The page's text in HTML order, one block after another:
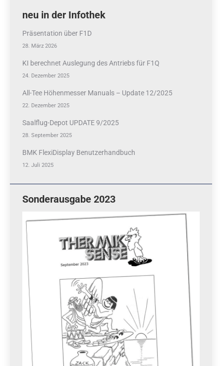
neu in der Infothek
Präsentation über F1D
28. März 2026
KI berechnet Auslegung des Antriebs für F1Q
24. Dezember 2025
All-Tee Höhenmesser Manuals – Update 12/2025
22. Dezember 2025
Saalflug-Depot UPDATE 9/2025
28. September 2025
BMK FlexiDisplay Benutzerhandbuch
12. Juli 2025
Sonderausgabe 2023